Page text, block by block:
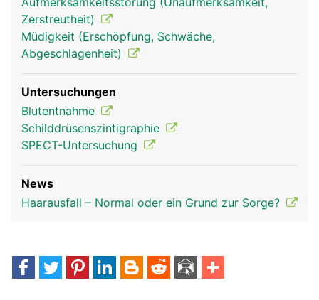
Frau
Nebenschilddrüse
Zerstreutheit)
Müdigkeit (Erschöpfung, Schwäche,
Abgeschlagenheit)
Untersuchungen
Blutentnahme
Schilddrüsenszintigraphie
SPECT-Untersuchung
News
Haarausfall – Normal oder ein Grund zur Sorge?